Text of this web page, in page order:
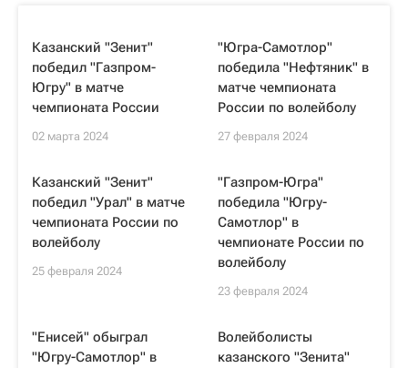
Казанский "Зенит"
победил "Газпром-
Югру" в матче
чемпионата России
02 марта 2024
"Югра-Самотлор"
победила "Нефтяник" в
матче чемпионата
России по волейболу
27 февраля 2024
Казанский "Зенит"
победил "Урал" в матче
чемпионата России по
волейболу
25 февраля 2024
"Газпром-Югра"
победила "Югру-
Самотлор" в
чемпионате России по
волейболу
23 февраля 2024
"Енисей" обыграл
"Югру-Самотлор" в
Волейболисты
казанского "Зенита"